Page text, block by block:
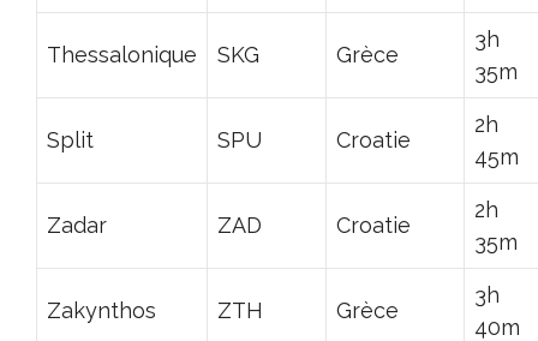
Thessalonique SKG Grèce
3h
35m
Split SPU Croatie
2h
45m
Zadar ZAD Croatie
2h
35m
Zakynthos ZTH Grèce
3h
40m